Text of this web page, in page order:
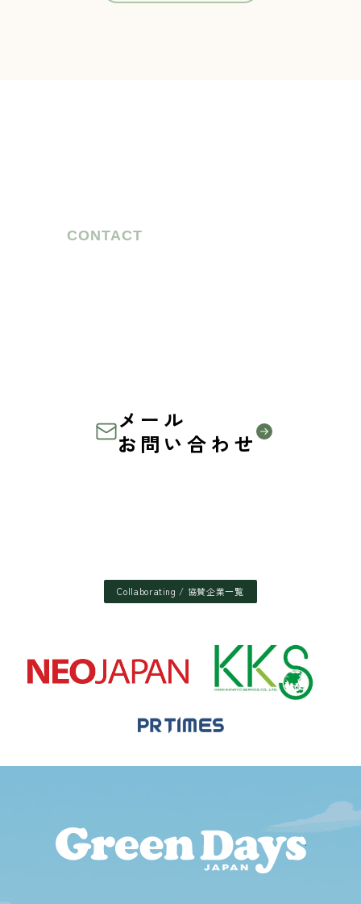
CONTACT
メール
お問い合わせ
Collaborating / 協賛企業一覧
Green